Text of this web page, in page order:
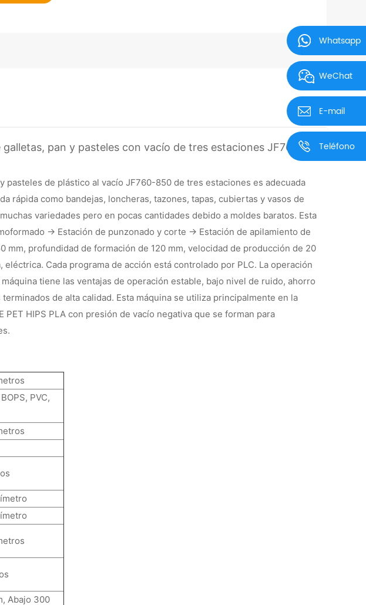
pan y pasteles con vacío de tres estaciones JF760-850
pasteles de plástico al vacío JF760-850 de tres estaciones es adecuada
rápida como bandejas, loncheras, tazones, tapas, cubiertas y vasos de
variedades pero en pocas cantidades debido a moldes baratos. Esta
→ Estación de punzonado y corte → Estación de apilamiento de
mm, profundidad de formación de 120 mm, velocidad de producción de 20
Cada programa de acción está controlado por PLC. La operación
tiene las ventajas de operación estable, bajo nivel de ruido, ahorro
de alta calidad. Esta máquina se utiliza principalmente en la
HIPS PLA con presión de vacío negativa que se forman para
PVC,
Abajo 300
Whatsapp
WeChat
E-mail
Teléfono